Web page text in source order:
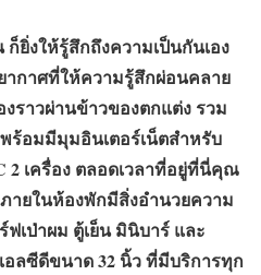
ยิ่งให้รู้สึกถึงความเป็นกันเอง
กาศที่ให้ความรู้สึกผ่อนคลาย
ราวผ่านข้าวของตกแต่ง รวม
ร้อมมีมุมอินเตอร์เน็ตสำหรับ
2 เครื่อง ตลอดเวลาที่อยู่ที่นี่คุณ
ายในห้องพักมีสิ่งอำนวยความ
เป่าผม ตู้เย็น มินิบาร์ และ
อลซีดีขนาด 32 นิ้ว ที่มีบริการทุก